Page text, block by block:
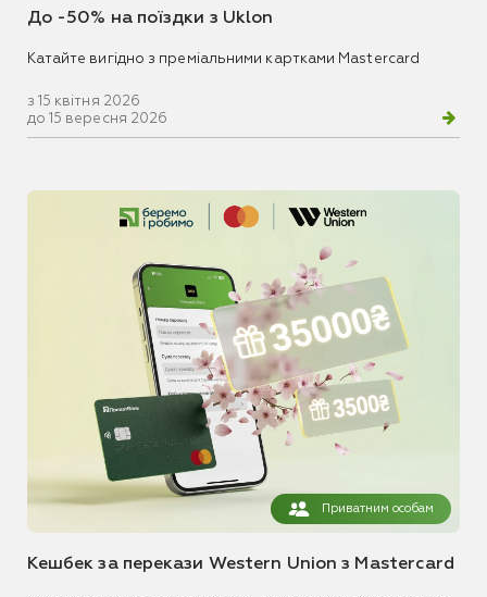
До -50% на поїздки з Uklon
Катайте вигідно з преміальними картками Mastercard
з 15 квітня 2026
до 15 вересня 2026
Приватним особам
Кешбек за перекази Western Union з Mastercard